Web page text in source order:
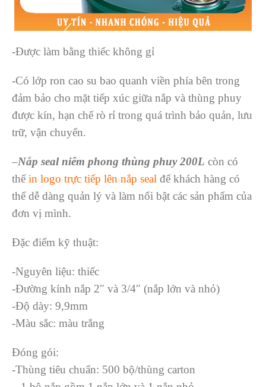
-Được làm bằng thiếc không gỉ
-Có lớp ron cao su bao quanh viền phía bên trong
đảm bảo cho mặt tiếp xúc giữa nắp và thùng phuy
được kín, hạn chế rò rỉ trong quá trình bảo quản, lưu
trữ, vận chuyển.
–Nắp seal niêm phong thùng phuy 200L còn có
thểin logo trực tiếp lên nắp seal để khách hàng có
thể dễ dàng quản lý và làm nổi bật các sản phẩm của
đơn vị mình.
Đặc điểm kỹ thuật:
-Nguyên liệu: thiếc
-Đường kính nắp 2″ và 3/4″ (nắp lớn và nhỏ)
-Độ dày: 9,9mm
-Màu sắc: màu trắng
Đóng gói:
-Thùng tiêu chuẩn: 500 bộ/thùng carton